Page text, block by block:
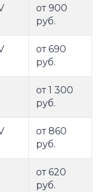
от 900
руб.
от 690
руб.
от 1 300
руб.
от 860
руб.
от 620
руб.